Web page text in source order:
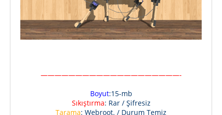
————————————————————-
Boyut:15-mb
Sıkıştırma: Rar / Şifresiz
Tarama: Webroot. / Durum Temiz